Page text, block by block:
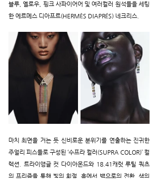
블루, 옐로우, 핑크 사파이어어 및 여러컬러 원석들을 세팅
한 에르메스 디아프르(HERMÈS DIAPRÉS) 네크리스.
마치 최면을 거는 듯 신비로운 분위기를 연출하는 진귀한
주얼리 피스들로 구성된 ‘수프라 컬러(SUPRA COLOR)’ 컬
렉션. 트라이앵글 컷 다이아몬드와 18.41캐럿 루틸 쿼츠
의 프리즘을 통해 빛의 회절, 흑에서 백으로의 전환, 색의